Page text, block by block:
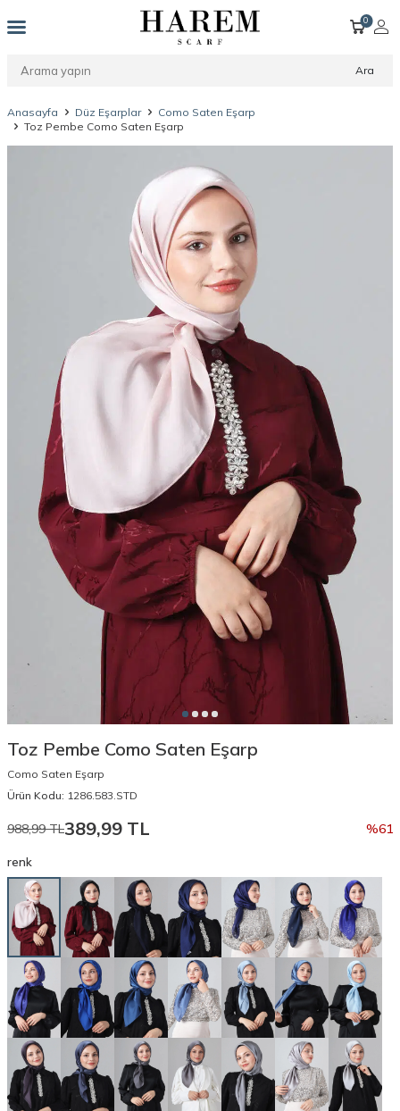
Ara
0
Anasayfa Düz Eşarplar
Como Saten Eşarp
Toz Pembe Como Saten Eşarp
Toz Pembe Como Saten Eşarp
Como Saten Eşarp
Ürün Kodu: 1286.583.STD
988,99TL389,99 TL %61
renk